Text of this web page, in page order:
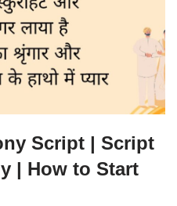
Script | Script
| How to Start